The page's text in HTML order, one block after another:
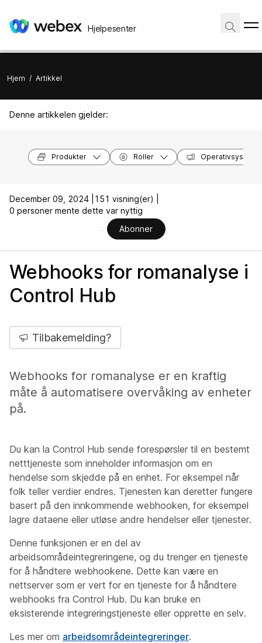
Hjelpesenter
Hjem / Artikkel
Denne artikkelen gjelder:
Produkter Roller
December 09, 2024 |
151 visning(er) |
0 personer mente dette var nyttig
Abonner
Webhooks for romanalyse i
Control Hub
Tilbakemelding?
Webhooks for romanalyse er en kraftig
måte å automatisere overvåking av enheter
på.
Du kan la Control Hub sende forespørsler til en bestemt
netttjeneste som inneholder informasjon om en
hendelse som skjedde på en enhet. For eksempel når
folk teller verdier endres. Tjenesten kan deretter fungere
basert på den innkommende webhooken, for eksempel
lagre dataene eller utløse andre hendelser eller tjenester.
Denne funksjonen er en del av
arbeidsområdeintegreringene, og du trenger en tjeneste
for å håndtere webhookene. Dette kan være en
nettserver som er vert for en tjeneste for å håndtere
webhooks fra Control Hub. Du kan bruke en
eksisterende integreringstjeneste eller opprette en selv.
Les mer om arbeidsområdeintegreringer.